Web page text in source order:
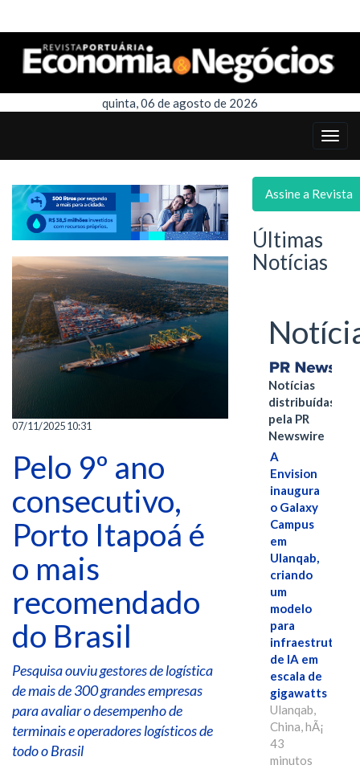
quinta, 06 de agosto de 2026
07/11/2025 10:31
Pelo 9º ano
consecutivo,
Porto Itapoá é
o mais
recomendado
do Brasil
Pesquisa ouviu gestores de logística
de mais de 300 grandes empresas
para avaliar o desempenho de
terminais e operadores logísticos de
todo o Brasil
Assine a Revista
Últimas
Notícias
Notícias
distribuídas
pela PR
Newswire
A
Envision
inaugura
o Galaxy
Campus
em
Ulanqab,
criando
um
modelo
para
infraestrutura
de IA em
escala de
gigawatts
Ulanqab,
China, hÃ¡
43
minutos